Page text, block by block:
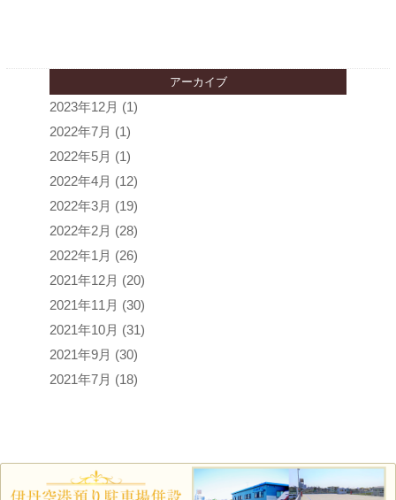
アーカイブ
2023年12月 (1)
2022年7月 (1)
2022年5月 (1)
2022年4月 (12)
2022年3月 (19)
2022年2月 (28)
2022年1月 (26)
2021年12月 (20)
2021年11月 (30)
2021年10月 (31)
2021年9月 (30)
2021年7月 (18)